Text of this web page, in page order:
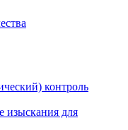
контроль
изыскания для